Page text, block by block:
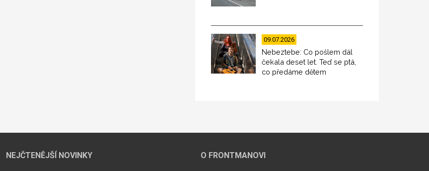
09.07.2026
Nebeztebe: Co pošlem dál
čekala deset let. Teď se ptá,
co předáme dětem
NEJČTENĚJŠÍ NOVINKY O FRONTMANOVI